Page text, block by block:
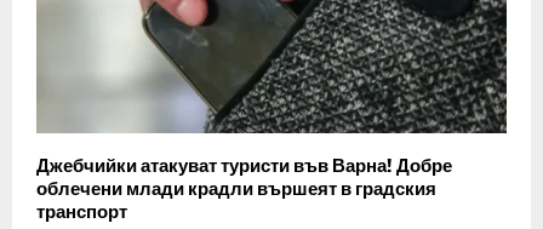
Джебчийки атакуват туристи във Варна! Добре
облечени млади крадли вършеят в градския
транспорт